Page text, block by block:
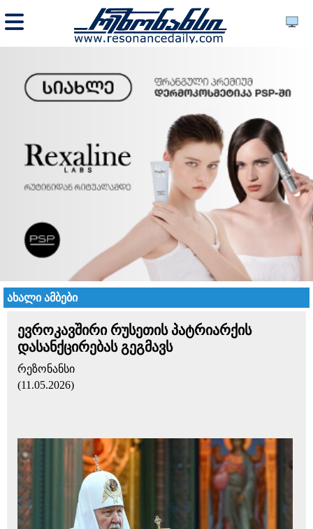
ახალი ამბები
ევროკავშირი რუსეთის პატრიარქის
დასანქცირებას გეგმავს
რეზონანსი
(11.05.2026)